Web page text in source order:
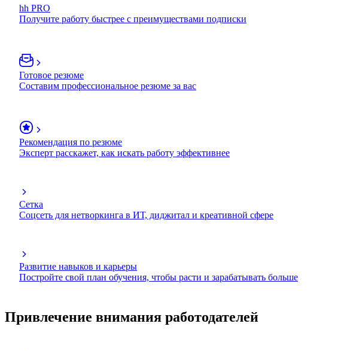
hh PRO
Получите работу быстрее с преимуществами подписки
Готовое резюме
Составим профессиональное резюме за вас
Рекомендация по резюме
Эксперт расскажет, как искать работу эффективнее
Сетка
Соцсеть для нетворкинга в ИТ, диджитал и креативной сфере
Развитие навыков и карьеры
Постройте свой план обучения, чтобы расти и зарабатывать больше
Привлечение внимания работодателей